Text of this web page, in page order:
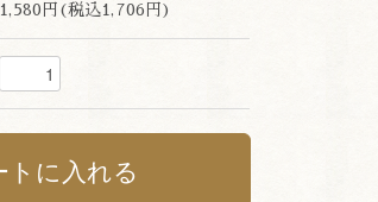
1,580円(税込1,706円)